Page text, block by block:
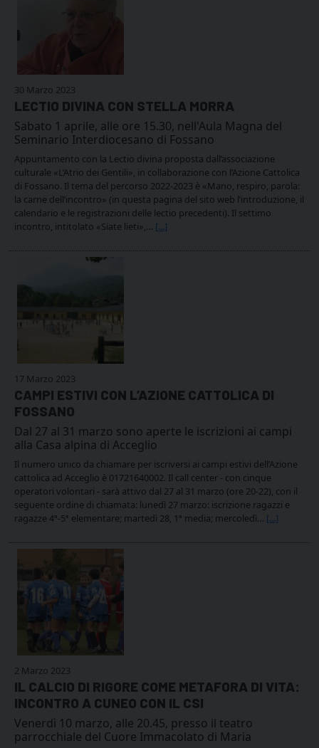
30 Marzo 2023
LECTIO DIVINA CON STELLA MORRA
Sabato 1 aprile, alle ore 15.30, nell'Aula Magna del
Seminario Interdiocesano di Fossano
Appuntamento con la Lectio divina proposta dall’associazione
culturale «L’Atrio dei Gentili», in collaborazione con l’Azione Cattolica
di Fossano. Il tema del percorso 2022-2023 è «Mano, respiro, parola:
la carne dell’incontro» (in questa pagina del sito web l’introduzione, il
calendario e le registrazioni delle lectio precedenti). Il settimo
incontro, intitolato «Siate lieti»,… [...]
17 Marzo 2023
CAMPI ESTIVI CON L’AZIONE CATTOLICA DI
FOSSANO
Dal 27 al 31 marzo sono aperte le iscrizioni ai campi
alla Casa alpina di Acceglio
Il numero unico da chiamare per iscriversi ai campi estivi dell’Azione
cattolica ad Acceglio è 01721640002. Il call center - con cinque
operatori volontari - sarà attivo dal 27 al 31 marzo (ore 20-22), con il
seguente ordine di chiamata: lunedì 27 marzo: iscrizione ragazzi e
ragazze 4ª-5ª elementare; martedì 28, 1ª media; mercoledì… [...]
2 Marzo 2023
IL CALCIO DI RIGORE COME METAFORA DI VITA:
INCONTRO A CUNEO CON IL CSI
Venerdì 10 marzo, alle 20.45, presso il teatro
parrocchiale del Cuore Immacolato di Maria